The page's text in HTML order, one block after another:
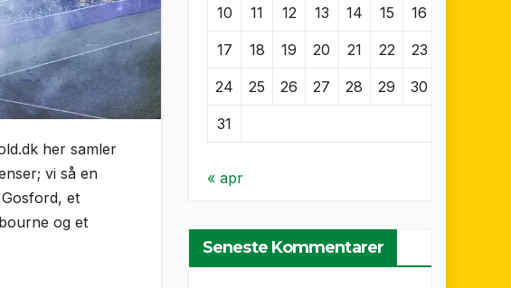
her samler
vi så en
et
og et
10 11 12 13 14 15 16
17 18 19 20 21 22 23
24 25 26 27 28 29 30
31
« apr
Seneste Kommentarer